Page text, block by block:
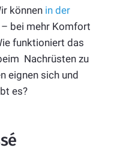
können in der
bei mehr Komfort
funktioniert das
Nachrüsten zu
eignen sich und
es?